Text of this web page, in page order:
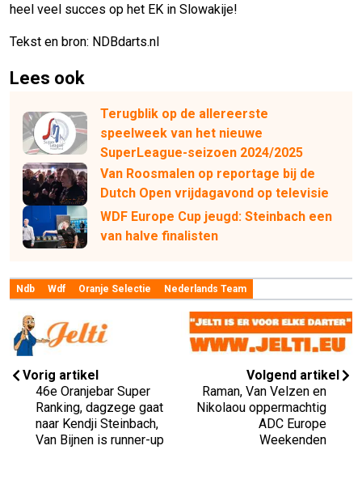
heel veel succes op het EK in Slowakije!
Tekst en bron: NDBdarts.nl
Lees ook
Terugblik op de allereerste
speelweek van het nieuwe
SuperLeague-seizoen 2024/2025
Van Roosmalen op reportage bij de
Dutch Open vrijdagavond op televisie
WDF Europe Cup jeugd: Steinbach een
van halve finalisten
Ndb Wdf Oranje Selectie Nederlands Team
Vorig artikel
46e Oranjebar Super
Ranking, dagzege gaat
naar Kendji Steinbach,
Van Bijnen is runner-up
Volgend artikel
Raman, Van Velzen en
Nikolaou oppermachtig
ADC Europe
Weekenden